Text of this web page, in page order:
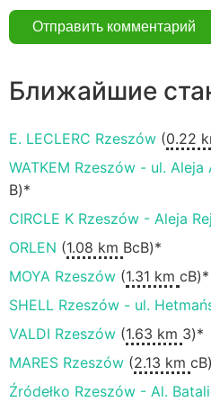
Ближайшие
E. LECLERC Rzeszów (0.22
WATKEM Rzeszów - ul. Aleja
В)*
CIRCLE K Rzeszów - Aleja
ORLEN (1.08 km ВсВ)*
MOYA Rzeszów (1.31 km сВ)*
SHELL Rzeszów - ul.
VALDI Rzeszów (1.63 km З)*
MARES Rzeszów (2.13 km
Źródełko Rzeszów - Al.